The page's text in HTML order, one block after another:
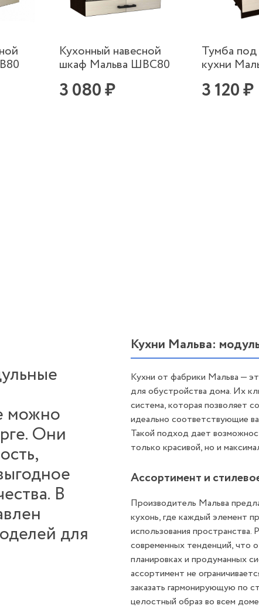
Кухонный навесной
шкаф Мальва ШВС80
3 080 ₽
Тумба
кухни
3 120 ₽
можно
Они
В
для
Кухни Мальва:
Кухни от фабрики Мальва —
для обустройства дома. Их
система, которая позволяет
идеально соответствующие
Такой подход дает
только красивой, но и
Ассортимент и
Производитель Мальва
кухонь, где каждый элемент
использования пространства.
современных тенденций, что
планировках и продуманных
ассортимент не
заказать гармонирующую по
целостный образ во всем